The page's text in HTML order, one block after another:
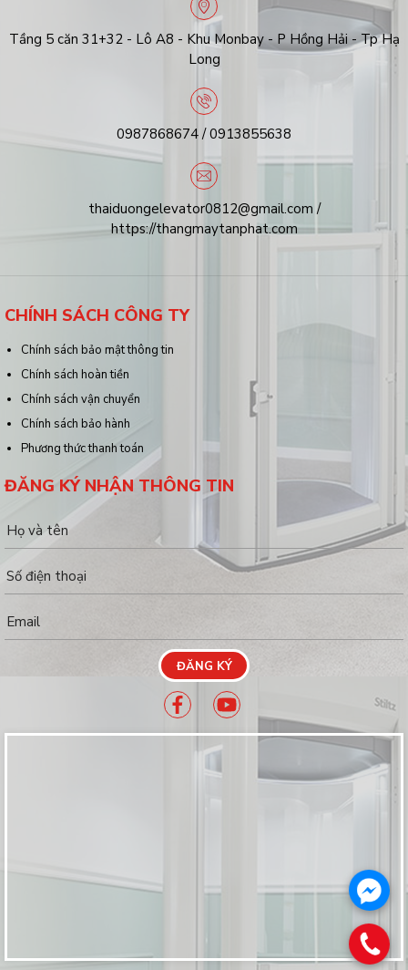
Tầng 5 căn 31+32 - Lô A8 - Khu Monbay - P Hồng Hải - Tp Hạ
Long
0987868674 / 0913855638
thaiduongelevator0812@gmail.com /
https://thangmaytanphat.com
CHÍNH SÁCH CÔNG TY
Chính sách bảo mật thông tin
Chính sách hoàn tiền
Chính sách vận chuyển
Chính sách bảo hành
Phương thức thanh toán
ĐĂNG KÝ NHẬN THÔNG TIN
ĐĂNG KÝ
.
.